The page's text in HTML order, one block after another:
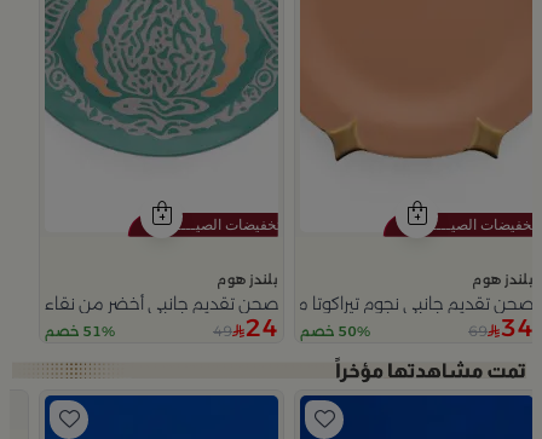
بلندز هوم
صحن تقديم جانبي نجوم تيراكوتا من ملاذ
34
69 50% خصم
بلندز هوم
صحن تقديم جانبي أخضر من نقاء
24
49 51% خصم
Slide 1 of 5